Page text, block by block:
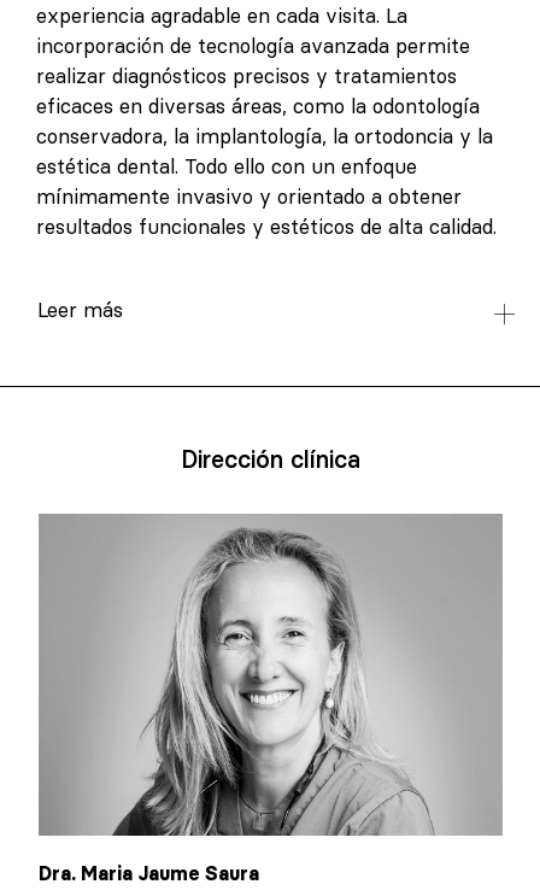
experiencia agradable en cada visita. La
incorporación de tecnología avanzada permite
realizar diagnósticos precisos y tratamientos
eficaces en diversas áreas, como la odontología
conservadora, la implantología, la ortodoncia y la
estética dental. Todo ello con un enfoque
mínimamente invasivo y orientado a obtener
resultados funcionales y estéticos de alta calidad.
Leer más
Dirección clínica
Dra. Maria Jaume Saura